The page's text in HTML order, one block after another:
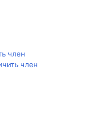
член
член